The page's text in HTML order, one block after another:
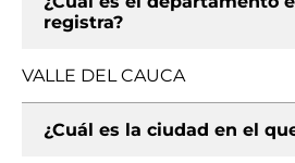
registra?
VALLE DEL CAUCA
¿Cuál es la ciudad en el